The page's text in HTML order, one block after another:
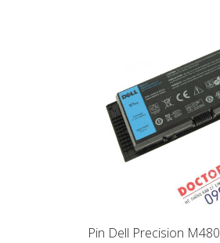
Pin Dell Precision